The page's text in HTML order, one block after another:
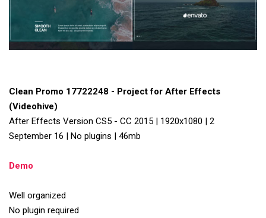
Clean Promo 17722248 - Project for After Effects
(Videohive)
After Effects Version CS5 - CC 2015 | 1920x1080 | 2
September 16 | No plugins | 46mb
Demo
Well organized
No plugin required